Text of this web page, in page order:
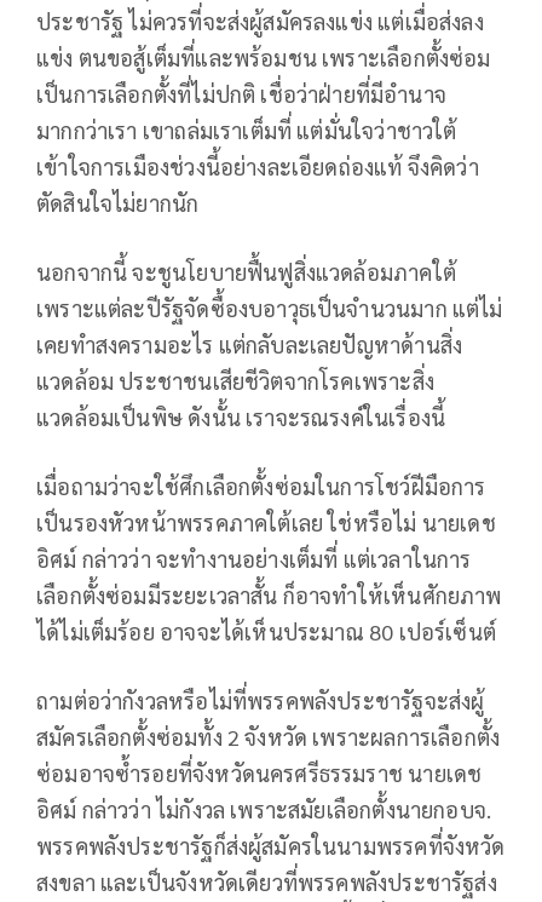
ประชารัฐ ไม่ควรที่จะส่งผู้สมัครลงแข่ง แต่เมื่อส่งลง
แข่ง ตนขอสู้เต็มที่และพร้อมชน เพราะเลือกตั้งซ่อม
เป็นการเลือกตั้งที่ไม่ปกติ เชื่อว่าฝ่ายที่มีอำนาจ
มากกว่าเรา เขาถล่มเราเต็มที่ แต่มั่นใจว่าชาวใต้
เข้าใจการเมืองช่วงนี้อย่างละเอียดถ่องแท้ จึงคิดว่า
ตัดสินใจไม่ยากนัก
นอกจากนี้ จะชูนโยบายฟื้นฟูสิ่งแวดล้อมภาคใต้
เพราะแต่ละปีรัฐจัดซื้องบอาวุธเป็นจำนวนมาก แต่ไม่
เคยทำสงครามอะไร แต่กลับละเลยปัญหาด้านสิ่ง
แวดล้อม ประชาชนเสียชีวิตจากโรคเพราะสิ่ง
แวดล้อมเป็นพิษ ดังนั้น เราจะรณรงค์ในเรื่องนี้
เมื่อถามว่าจะใช้ศึกเลือกตั้งซ่อมในการโชว์ฝีมือการ
เป็นรองหัวหน้าพรรคภาคใต้เลย ใช่หรือไม่ นายเดช
อิศม์ กล่าวว่า จะทำงานอย่างเต็มที่ แต่เวลาในการ
เลือกตั้งซ่อมมีระยะเวลาสั้น ก็อาจทำให้เห็นศักยภาพ
ได้ไม่เต็มร้อย อาจจะได้เห็นประมาณ 80 เปอร์เซ็นต์
ถามต่อว่ากังวลหรือไม่ที่พรรคพลังประชารัฐจะส่งผู้
สมัครเลือกตั้งซ่อมทั้ง 2 จังหวัด เพราะผลการเลือกตั้ง
ซ่อมอาจซ้ำรอยที่จังหวัดนครศรีธรรมราช นายเดช
อิศม์ กล่าวว่า ไม่กังวล เพราะสมัยเลือกตั้งนายกอบจ.
พรรคพลังประชารัฐก็ส่งผู้สมัครในนามพรรคที่จังหวัด
สงขลา และเป็นจังหวัดเดียวที่พรรคพลังประชารัฐส่ง